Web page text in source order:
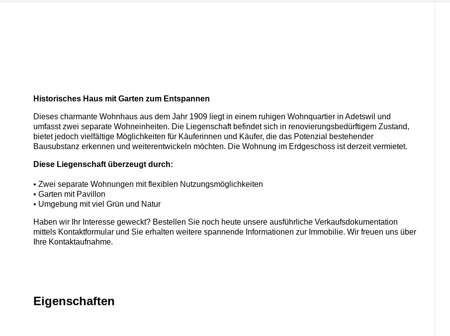
Historisches Haus mit Garten zum Entspannen
Dieses charmante Wohnhaus aus dem Jahr 1909 liegt in einem ruhigen Wohnquartier in Adetswil und
umfasst zwei separate Wohneinheiten. Die Liegenschaft befindet sich in renovierungsbedürftigem Zustand,
bietet jedoch vielfältige Möglichkeiten für Käuferinnen und Käufer, die das Potenzial bestehender
Bausubstanz erkennen und weiterentwickeln möchten. Die Wohnung im Erdgeschoss ist derzeit vermietet.
Diese Liegenschaft überzeugt durch:
• Zwei separate Wohnungen mit flexiblen Nutzungsmöglichkeiten
• Garten mit Pavillon
• Umgebung mit viel Grün und Natur
Haben wir Ihr Interesse geweckt? Bestellen Sie noch heute unsere ausführliche Verkaufsdokumentation
mittels Kontaktformular und Sie erhalten weitere spannende Informationen zur Immobilie. Wir freuen uns über
Ihre Kontaktaufnahme.
Eigenschaften